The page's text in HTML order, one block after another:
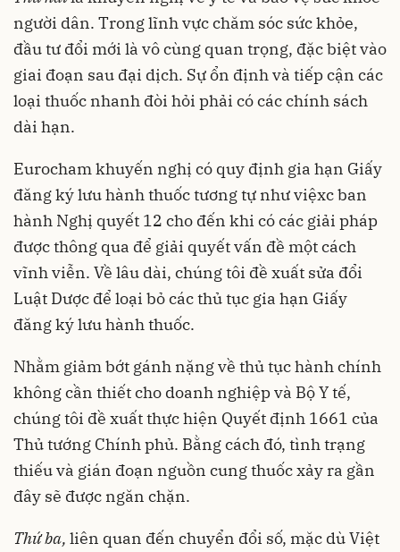
người dân. Trong lĩnh vực chăm sóc sức khỏe,
đầu tư đổi mới là vô cùng quan trọng, đặc biệt vào
giai đoạn sau đại dịch. Sự ổn định và tiếp cận các
loại thuốc nhanh đòi hỏi phải có các chính sách
dài hạn.
Eurocham khuyến nghị có quy định gia hạn Giấy
đăng ký lưu hành thuốc tương tự như việxc ban
hành Nghị quyết 12 cho đến khi có các giải pháp
được thông qua để giải quyết vấn đề một cách
vĩnh viễn. Về lâu dài, chúng tôi đề xuất sửa đổi
Luật Dược để loại bỏ các thủ tục gia hạn Giấy
đăng ký lưu hành thuốc.
Nhằm giảm bớt gánh nặng về thủ tục hành chính
không cần thiết cho doanh nghiệp và Bộ Y tế,
chúng tôi đề xuất thực hiện Quyết định 1661 của
Thủ tướng Chính phủ. Bằng cách đó, tình trạng
thiếu và gián đoạn nguồn cung thuốc xảy ra gần
đây sẽ được ngăn chặn.
Thứ ba, liên quan đến chuyển đổi số, mặc dù Việt